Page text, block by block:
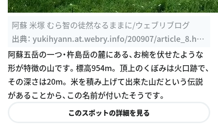
阿蘇 米塚 むら智の徒然なるままに/ウェブリブログ
出典： yukihyann.at.webry.info/200907/article_8.ht
ml
阿蘇五岳の一つ・杵島岳の麓にある、お椀を伏せたような
形が特徴の山です。標高954m。 頂上のくぼみは火口跡で、
その深さは20m。 米を積み上げて出来た山だという伝説
があることから、この名前が付いたそうです。
このスポットの詳細を見る